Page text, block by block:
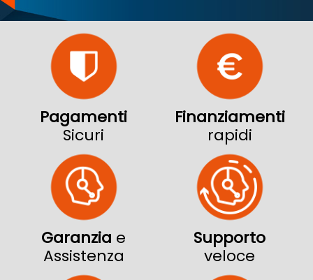
Pagamenti
Sicuri
Finanziamenti
rapidi
Garanzia e
Assistenza
Supporto
veloce